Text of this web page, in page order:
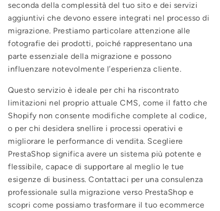
seconda della complessità del tuo sito e dei servizi
aggiuntivi che devono essere integrati nel processo di
migrazione. Prestiamo particolare attenzione alle
fotografie dei prodotti, poiché rappresentano una
parte essenziale della migrazione e possono
influenzare notevolmente l’esperienza cliente.
Questo servizio è ideale per chi ha riscontrato
limitazioni nel proprio attuale CMS, come il fatto che
Shopify non consente modifiche complete al codice,
o per chi desidera snellire i processi operativi e
migliorare le performance di vendita. Scegliere
PrestaShop significa avere un sistema più potente e
flessibile, capace di supportare al meglio le tue
esigenze di business. Contattaci per una consulenza
professionale sulla migrazione verso PrestaShop e
scopri come possiamo trasformare il tuo ecommerce